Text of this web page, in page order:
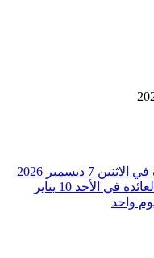
من ⁦سانت جورج⁩ إلى ⁦منطقة ناشفيل⁩، والعائدة في ⁦الأحد 10 يناير